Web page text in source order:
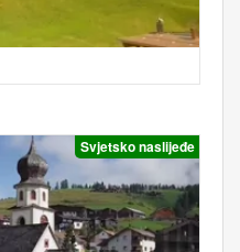
Svjetsko naslijeđe